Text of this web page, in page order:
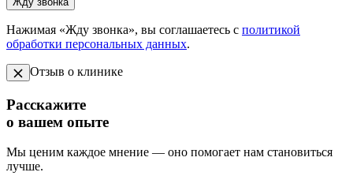
Нажимая «Жду звонка», вы соглашаетесь с политикой
обработки персональных данных.
Отзыв о клинике
Расскажите
о вашем опыте
Мы ценим каждое мнение — оно помогает нам становиться
лучше.